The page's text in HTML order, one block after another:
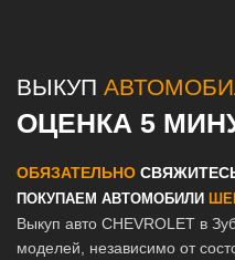
ВЫКУП
ОЦЕНКА 5
ОБЯЗАТЕЛЬНО
ПОКУПАЕМ АВТОМОБИЛИ
Выкуп авто CHEVROLET в
моделей, независимо от